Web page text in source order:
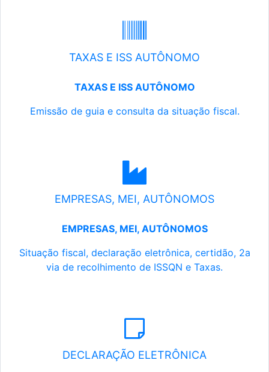
TAXAS E ISS AUTÔNOMO
TAXAS E ISS AUTÔNOMO
Emissão de guia e consulta da situação fiscal.
EMPRESAS, MEI, AUTÔNOMOS
EMPRESAS, MEI, AUTÔNOMOS
Situação fiscal, declaração eletrônica, certidão, 2a
via de recolhimento de ISSQN e Taxas.
DECLARAÇÃO ELETRÔNICA